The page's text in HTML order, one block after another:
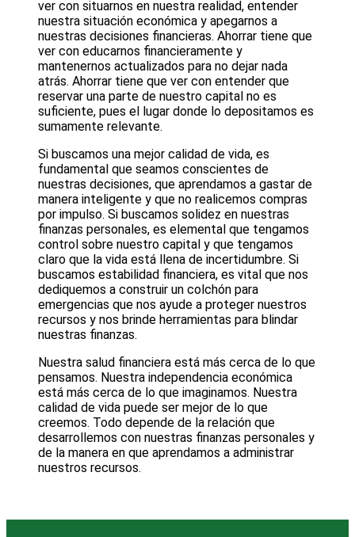
ver con situarnos en nuestra realidad, entender
nuestra situación económica y apegarnos a
nuestras decisiones financieras. Ahorrar tiene que
ver con educarnos financieramente y
mantenernos actualizados para no dejar nada
atrás. Ahorrar tiene que ver con entender que
reservar una parte de nuestro capital no es
suficiente, pues el lugar donde lo depositamos es
sumamente relevante.
Si buscamos una mejor calidad de vida, es
fundamental que seamos conscientes de
nuestras decisiones, que aprendamos a gastar de
manera inteligente y que no realicemos compras
por impulso. Si buscamos solidez en nuestras
finanzas personales, es elemental que tengamos
control sobre nuestro capital y que tengamos
claro que la vida está llena de incertidumbre. Si
buscamos estabilidad financiera, es vital que nos
dediquemos a construir un colchón para
emergencias que nos ayude a proteger nuestros
recursos y nos brinde herramientas para blindar
nuestras finanzas.
Nuestra salud financiera está más cerca de lo que
pensamos. Nuestra independencia económica
está más cerca de lo que imaginamos. Nuestra
calidad de vida puede ser mejor de lo que
creemos. Todo depende de la relación que
desarrollemos con nuestras finanzas personales y
de la manera en que aprendamos a administrar
nuestros recursos.